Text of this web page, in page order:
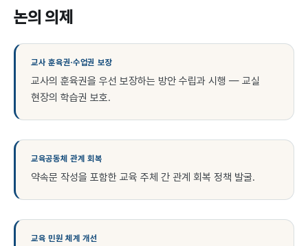
논의 의제
교사 훈육권·수업권 보장
교사의 훈육권을 우선 보장하는 방안 수립과 시행 — 교실
현장의 학습권 보호.
교육공동체 관계 회복
약속문 작성을 포함한 교육 주체 간 관계 회복 정책 발굴.
교육 민원 체계 개선